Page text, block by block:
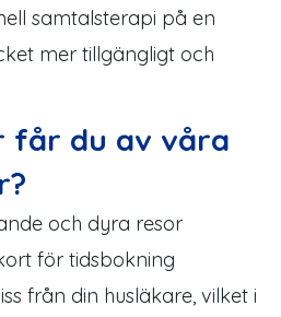
samtalsterapi på en
mer tillgängligt och
får du av våra
och dyra resor
för tidsbokning
från din husläkare, vilket i